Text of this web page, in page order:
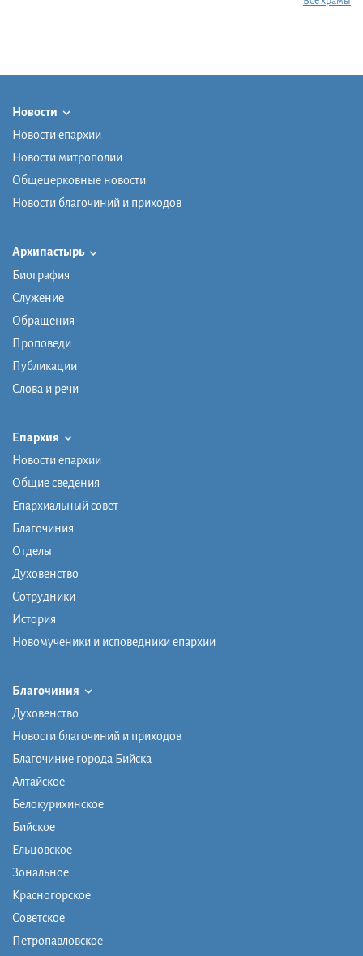
Новости
Новости епархии
Новости митрополии
Общецерковные новости
Новости благочиний и приходов
Архипастырь
Биография
Служение
Обращения
Проповеди
Публикации
Слова и речи
Епархия
Новости епархии
Общие сведения
Епархиальный совет
Благочиния
Отделы
Духовенство
Сотрудники
История
Новомученики и исповедники епархии
Благочиния
Духовенство
Новости благочиний и приходов
Благочиние города Бийска
Алтайское
Белокурихинское
Бийское
Ельцовское
Зональное
Красногорское
Советское
Петропавловское